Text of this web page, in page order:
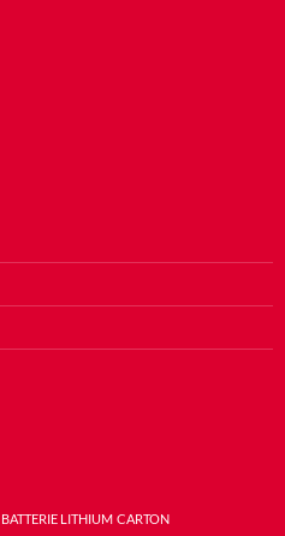
BATTERIE LITHIUM CARTON